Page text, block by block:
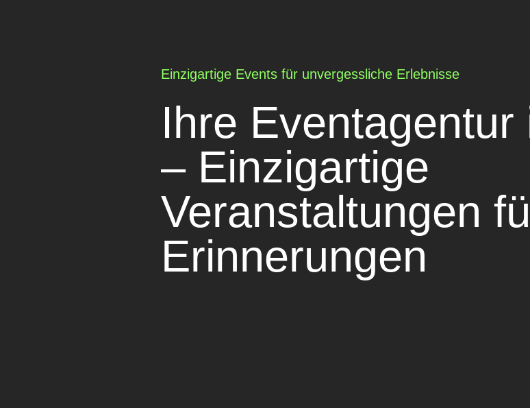
Einzigartige Events für unvergessliche Erlebnisse
Ihre Eventagentur
– Einzigartige
Veranstaltungen
Erinnerungen